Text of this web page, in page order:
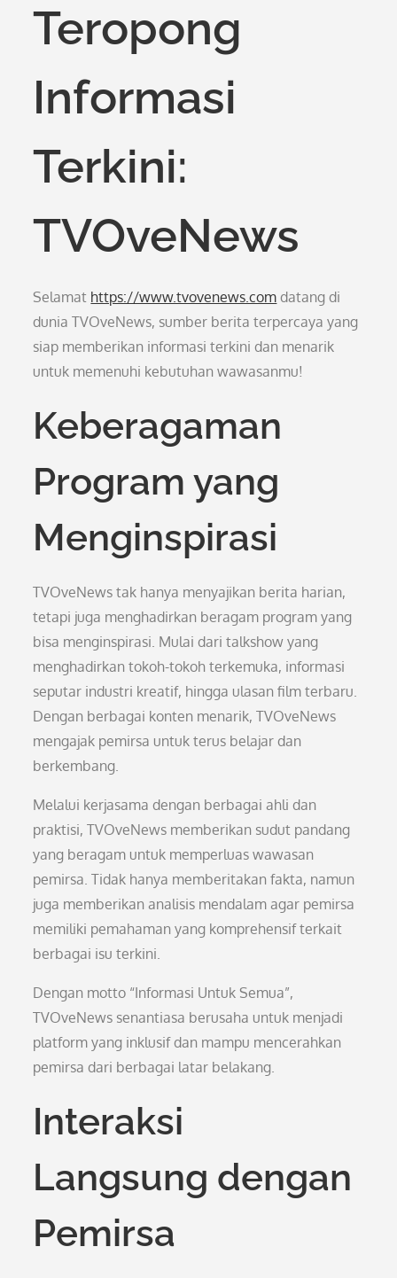
Teropong
Informasi
Terkini:
TVOveNews
Selamat https://www.tvovenews.com datang di
dunia TVOveNews, sumber berita terpercaya yang
siap memberikan informasi terkini dan menarik
untuk memenuhi kebutuhan wawasanmu!
Keberagaman
Program yang
Menginspirasi
TVOveNews tak hanya menyajikan berita harian,
tetapi juga menghadirkan beragam program yang
bisa menginspirasi. Mulai dari talkshow yang
menghadirkan tokoh-tokoh terkemuka, informasi
seputar industri kreatif, hingga ulasan film terbaru.
Dengan berbagai konten menarik, TVOveNews
mengajak pemirsa untuk terus belajar dan
berkembang.
Melalui kerjasama dengan berbagai ahli dan
praktisi, TVOveNews memberikan sudut pandang
yang beragam untuk memperluas wawasan
pemirsa. Tidak hanya memberitakan fakta, namun
juga memberikan analisis mendalam agar pemirsa
memiliki pemahaman yang komprehensif terkait
berbagai isu terkini.
Dengan motto “Informasi Untuk Semua”,
TVOveNews senantiasa berusaha untuk menjadi
platform yang inklusif dan mampu mencerahkan
pemirsa dari berbagai latar belakang.
Interaksi
Langsung dengan
Pemirsa